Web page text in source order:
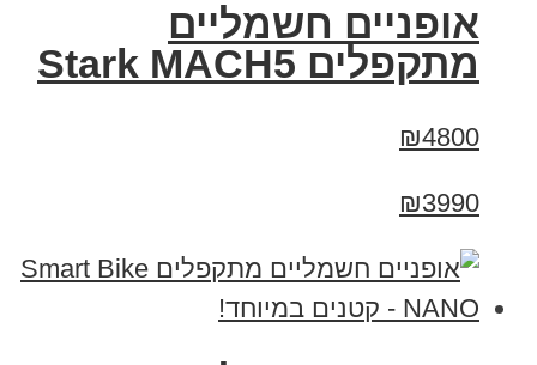
‏אופניים חשמליים
‏מתקפלים Stark MACH5
₪4800
₪3990